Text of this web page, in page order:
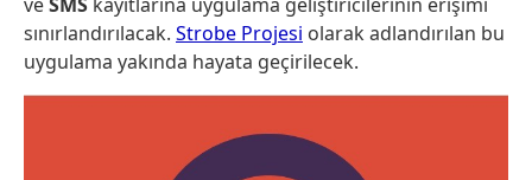
sınırlandırılacak. Strobe Projesi olarak adlandırılan bu
uygulama yakında hayata geçirilecek.